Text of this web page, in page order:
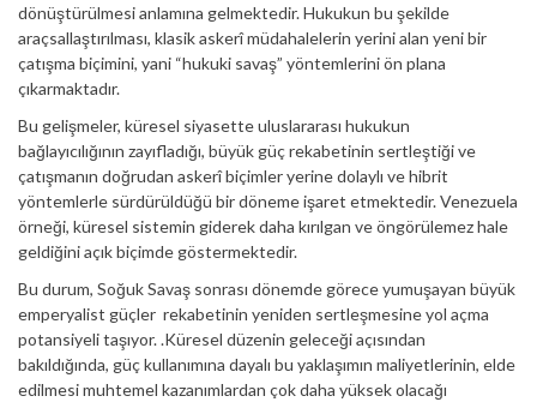
dönüştürülmesi anlamına gelmektedir. Hukukun bu şekilde
araçsallaştırılması, klasik askerî müdahalelerin yerini alan yeni bir
çatışma biçimini, yani “hukuki savaş” yöntemlerini ön plana
çıkarmaktadır.
Bu gelişmeler, küresel siyasette uluslararası hukukun
bağlayıcılığının zayıfladığı, büyük güç rekabetinin sertleştiği ve
çatışmanın doğrudan askerî biçimler yerine dolaylı ve hibrit
yöntemlerle sürdürüldüğü bir döneme işaret etmektedir. Venezuela
örneği, küresel sistemin giderek daha kırılgan ve öngörülemez hale
geldiğini açık biçimde göstermektedir.
Bu durum, Soğuk Savaş sonrası dönemde görece yumuşayan büyük
emperyalist güçler rekabetinin yeniden sertleşmesine yol açma
potansiyeli taşıyor. .Küresel düzenin geleceği açısından
bakıldığında, güç kullanımına dayalı bu yaklaşımın maliyetlerinin, elde
edilmesi muhtemel kazanımlardan çok daha yüksek olacağı